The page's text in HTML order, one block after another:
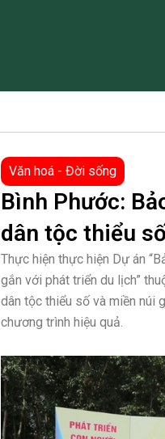
Văn hoá - Đời sống
Bình Phước:
dân tộc thiểu
Thực hiện thực hiện Dự án
gắn với phát triển du lịch”
dân tộc thiểu số và miền núi
chương trình hiệu quả.